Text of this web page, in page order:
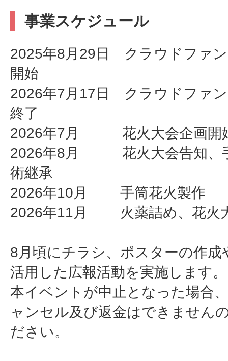
事業スケジュール
2025年8月29日 クラウドファ
開始
2026年7月17日 クラウドファ
終了
2026年7月 花火大会企画開
2026年8月 花火大会告知、
術継承
2026年10月 手筒花火製作
2026年11月 火薬詰め、花火
8月頃にチラシ、ポスターの作成
活用した広報活動を実施します。
本イベントが中止となった場合
ャンセル及び返金はできません
ださい。